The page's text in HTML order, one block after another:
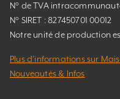
N° de TVA
N° SIRET : 827450701 00012
Notre unité de production
Plus d’informations sur
Nouveautés & Infos